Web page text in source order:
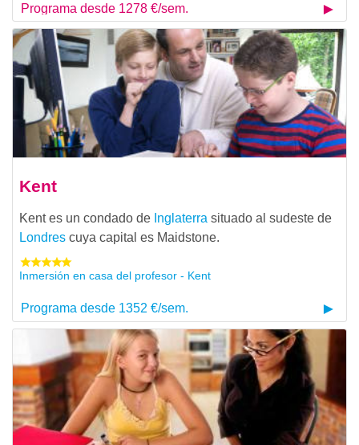
Programa desde 1278 €/sem.
Kent
Kent es un condado de Inglaterra situado al sudeste de
Londres cuya capital es Maidstone.
Inmersión en casa del profesor - Kent
Programa desde 1352 €/sem.